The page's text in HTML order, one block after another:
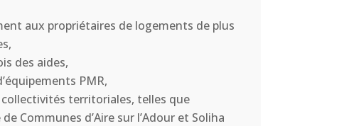
aux propriétaires de logements de plus
des aides,
PMR,
territoriales, telles que
Communes d’Aire sur l’Adour et Soliha